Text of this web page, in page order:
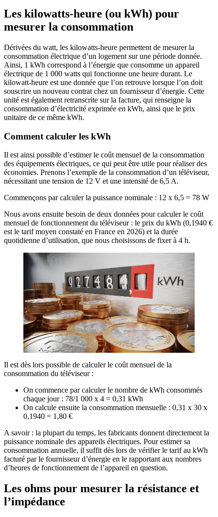
Les kilowatts-heure (ou kWh) pour
mesurer la consommation
Dérivées du watt, les kilowatts-heure permettent de mesurer la
consommation électrique d’un logement sur une période donnée.
Ainsi, 1 kWh correspond à l’énergie que consomme un appareil
électrique de 1 000 watts qui fonctionne une heure durant. Le
kilowatt-heure est une donnée que l’on retrouve lorsque l’on doit
souscrire un nouveau contrat chez un fournisseur d’énergie. Cette
unité est également retranscrite sur la facture, qui renseigne la
consommation d’électricité exprimée en kWh, ainsi que le prix
unitaire de ce même kWh.
Comment calculer les kWh
Il est ainsi possible d’estimer le coût mensuel de la consommation
des équipements électriques, ce qui peut être utile pour réaliser des
économies. Prenons l’exemple de la consommation d’un téléviseur,
nécessitant une tension de 12 V et une intensité de 6,5 A.
Commençons par calculer la puissance nominale : 12 x 6,5 = 78 W
Nous avons ensuite besoin de deux données pour calculer le coût
mensuel de fonctionnement du téléviseur : le prix du kWh (0,1940 €
est le tarif moyen constaté en France en 2026) et la durée
quotidienne d’utilisation, que nous choisissons de fixer à 4 h.
Il est dès lors possible de calculer le coût mensuel de la
consommation du téléviseur :
On commence par calculer le nombre de kWh consommés
chaque jour : 78/1 000 x 4 = 0,31 kWh
On calcule ensuite la consommation mensuelle : 0,31 x 30 x
0,1940 = 1,80 €
A savoir : la plupart du temps, les fabricants donnent directement la
puissance nominale des appareils électriques. Pour estimer sa
consommation annuelle, il suffit dès lors de vérifier le tarif au kWh
facturé par le fournisseur d’énergie en le rapportant aux nombres
d’heures de fonctionnement de l’appareil en question.
Les ohms pour mesurer la résistance et
l’impédance